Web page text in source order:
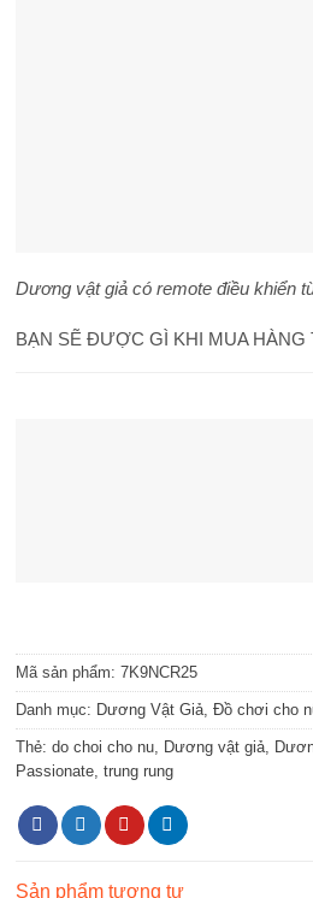
Dương vật giả có remote điều khiển
BẠN SẼ ĐƯỢC GÌ KHI MUA HÀNG
Mã sản phẩm: 7K9NCR25
Danh mục: Dương Vật Giả, Đồ chơi cho
Thẻ: do choi cho nu, Dương vật giả,
Passionate, trung rung
Sản phẩm tương tự